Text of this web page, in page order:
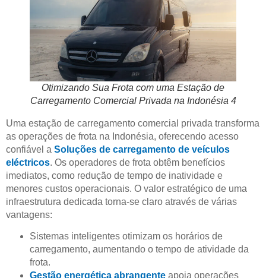
Otimizando Sua Frota com uma Estação de
Carregamento Comercial Privada na Indonésia 4
Uma estação de carregamento comercial privada transforma
as operações de frota na Indonésia, oferecendo acesso
confiável a Soluções de carregamento de veículos
eléctricos. Os operadores de frota obtêm benefícios
imediatos, como redução de tempo de inatividade e
menores custos operacionais. O valor estratégico de uma
infraestrutura dedicada torna-se claro através de várias
vantagens:
Sistemas inteligentes otimizam os horários de
carregamento, aumentando o tempo de atividade da
frota.
Gestão energética abrangente apoia operações